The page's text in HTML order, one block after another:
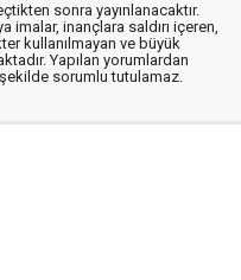
sonra yayınlanacaktır.
imalar, inançlara saldırı içeren,
kullanılmayan ve büyük
Yapılan yorumlardan
sorumlu tutulamaz.